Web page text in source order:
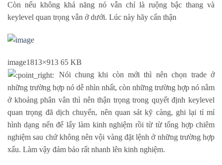
Còn nếu không khả năng nó vẫn chỉ là ruộng bậc thang và
keylevel quan trọng vẫn ở dưới. Lúc này hãy cẩn thận
image1813×913 65 KB
Nói chung khi còn mới thì nên chọn trade ở
những trường hợp nó dễ nhìn nhất, còn những trường hợp nó nằm
ở khoảng phân vân thì nên thận trọng trong quyết định keylevel
quan trọng đã dịch chuyển, nên quan sát kỹ càng, ghi lại tỉ mỉ
hình dạng nến để lấy làm kinh nghiệm rồi từ từ tổng hợp chiêm
nghiệm sau chứ không nên vội vàng đặt lệnh ở những trường hợp
xấu. Làm vậy đảm bảo rất nhanh lên kinh nghiệm.